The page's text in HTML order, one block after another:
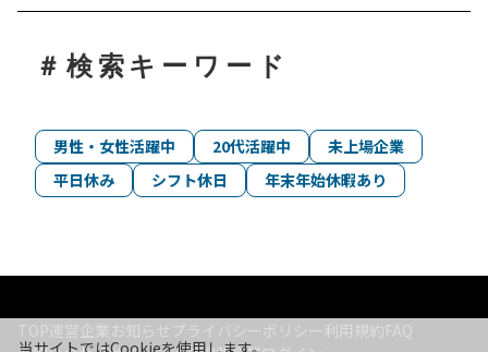
＃検索キーワード
男性・女性活躍中 20代活躍中
未上場企業
平日休み
シフト休日 年末年始休暇あり
TOP運営企業 お知らせ プライバシーポリシー 利用規約FAQ